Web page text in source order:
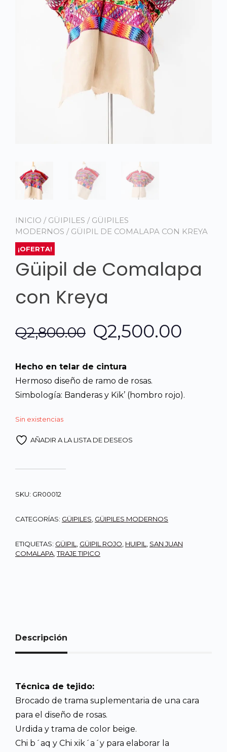
INICIO / GÜIPILES / GÜIPILES
MODERNOS / GÜIPIL DE COMALAPA CON KREYA
¡OFERTA!
Güipil de Comalapa
con Kreya
Q2,800.00 El
precio
original
Q2,800.00.
Q2,500.00
Hecho en telar de cintura
Hermoso diseño de ramo de rosas.
Simbología: Banderas y Kïk’ (hombro rojo).
Sin existencias
AÑADIR A LA LISTA DE DESEOS
SKU: GR00012
CATEGORÍAS: GÜIPILES, GÜIPILES MODERNOS
ETIQUETAS: GÜIPIL, GÜIPIL ROJO, HUIPIL, SAN JUAN
COMALAPA,TRAJE TIPICO
Descripción
Técnica de tejido:
Brocado de trama suplementaria de una cara
para el diseño de rosas.
Urdida y trama de color beige.
Chi b´aq y Chi xik´a´y para elaborar la